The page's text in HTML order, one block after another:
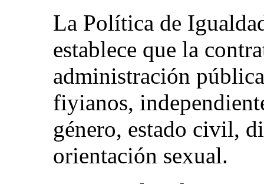
La Política de
establece que la
administración
fiyianos,
género, estado civil,
orientación sexual.